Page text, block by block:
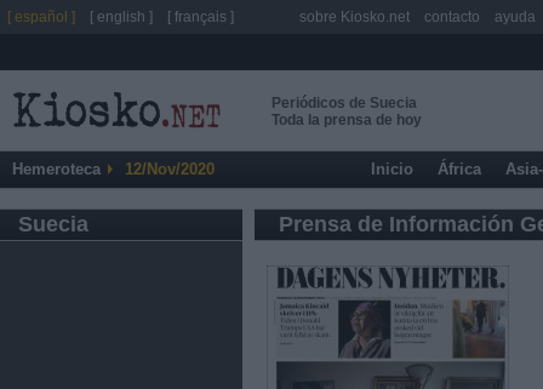
Periódicos de Suecia
Toda la prensa de hoy
Hemeroteca 12/Nov/2020 Inicio África
Suecia Prensa de Información
[ español ] [ english ] [ français ] sobre Kiosko.net contacto ayuda